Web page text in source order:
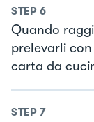
STEP 6
Quando
prelevarli
carta da
STEP 7